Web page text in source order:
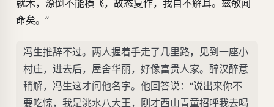
就木，潦倒不能横飞，故态复作，我自不解耳。兹敬闻
命矣。”
冯生推辞不过。两人握着手走了几里路，见到一座小
村庄，进去后，屋舍华丽，好像富贵人家。醉汉醉意
稍解，冯生这才问他名字。他回答说：“说出来你不
要吃惊，我是洮水八大王，刚才西山青童招呼我去喝